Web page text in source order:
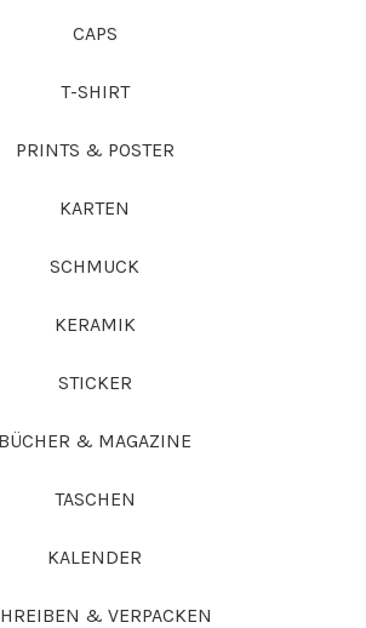
CAPS
T-SHIRT
PRINTS & POSTER
KARTEN
SCHMUCK
KERAMIK
STICKER
BÜCHER & MAGAZINE
TASCHEN
KALENDER
& VERPACKEN